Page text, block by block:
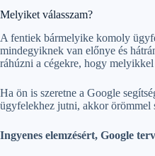
Melyiket válasszam?
A fentiek bármelyike komoly
mindegyiknek van előnye és
ráhúzni a cégekre, hogy
Ha ön is szeretne a Google
ügyfelekhez jutni, akkor örömmel
Ingyenes elemzésért, Google